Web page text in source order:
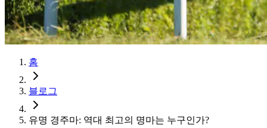
홈
블로그
유명 경주마: 역대 최고의 명마는 누구인가?